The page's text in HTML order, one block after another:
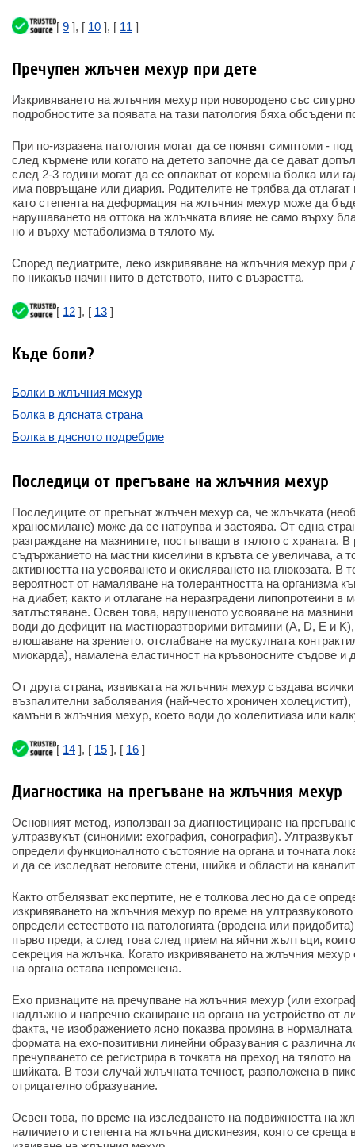
[ 9 ], [ 10 ], [ 11 ]
Пречупен жлъчен мехур при дете
Изкривяването на жлъчния мехур при новородено със
подробностите за появата на тази патология бяха обсъдени
При по-изразена патология могат да се появят симптоми -
след кърмене или когато на детето започне да се дават
след 2-3 години могат да се оплакват от коремна болка или
има повръщане или диария. Родителите не трябва да
като степента на деформация на жлъчния мехур може да
нарушаването на оттока на жлъчката влияе не само върху
но и върху метаболизма в тялото му.
Според педиатрите, леко изкривяване на жлъчния мехур при
по никакъв начин нито в детството, нито с възрастта.
[ 12 ], [ 13 ]
Къде боли?
Болки в жлъчния мехур
Болка в дясната страна
Болка в дясното подребрие
Последици от прегъване на жлъчния мехур
Последиците от прегънат жлъчен мехур са, че жлъчката
храносмилане) може да се натрупва и застоява. От една
разграждане на мазнините, постъпващи в тялото с храната. В
съдържанието на мастни киселини в кръвта се увеличава, а
активността на усвояването и окисляването на глюкозата. В
вероятност от намаляване на толерантността на организма
на диабет, както и отлагане на неразградени липопротеини в
затлъстяване. Освен това, нарушеното усвояване на
води до дефицит на мастноразтворими витамини (A, D, E и K),
влошаване на зрението, отслабване на мускулната
миокарда), намалена еластичност на кръвоносните съдове и
От друга страна, извивката на жлъчния мехур създава
възпалителни заболявания (най-често хроничен холецистит),
камъни в жлъчния мехур, което води до холелитиаза или
[ 14 ], [ 15 ], [ 16 ]
Диагностика на прегъване на жлъчния мехур
Основният метод, използван за диагностициране на
ултразвукът (синоними: ехография, сонография).
определи функционалното състояние на органа и точната
и да се изследват неговите стени, шийка и области на
Както отбелязват експертите, не е толкова лесно да се
изкривяването на жлъчния мехур по време на
определи естеството на патологията (вродена или
първо преди, а след това след прием на яйчни жълтъци,
секреция на жлъчка. Когато изкривяването на жлъчния
на органа остава непроменена.
Ехо признаците на пречупване на жлъчния мехур (или
надлъжно и напречно сканиране на органа на устройство от
факта, че изображението ясно показва промяна в
формата на ехо-позитивни линейни образувания с различна
пречупването се регистрира в точката на преход на тялото
шийката. В този случай жлъчната течност, разположена в
отрицателно образувание.
Освен това, по време на изследването на подвижността на
наличието и степента на жлъчна дискинезия, която се среща